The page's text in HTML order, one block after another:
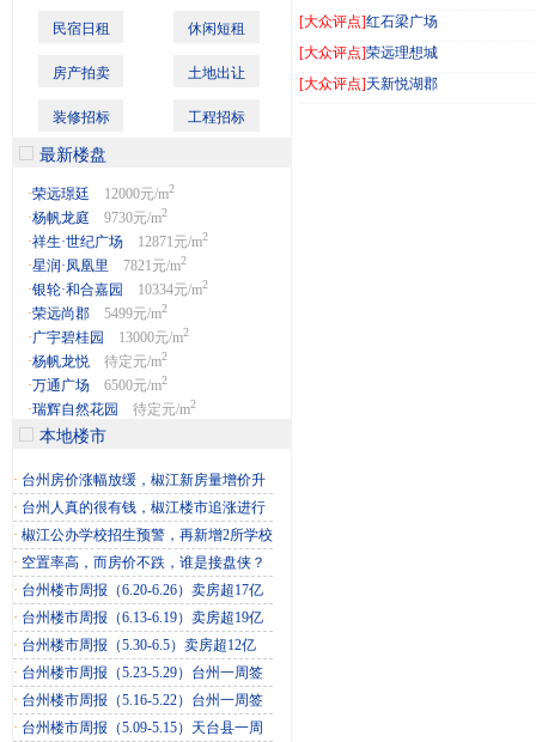
民宿日租 休闲短租
房产拍卖 土地出让
装修招标 工程招标
最新楼盘
·荣远璟廷 12000元/m2
·杨帆龙庭 9730元/m2
·祥生·世纪广场 12871元/m2
·星润·凤凰里 7821元/m2
·银轮·和合嘉园 10334元/m2
·荣远尚郡 5499元/m2
·广宇碧桂园 13000元/m2
·杨帆龙悦 待定元/m2
·万通广场 6500元/m2
·瑞辉自然花园 待定元/m2
本地楼市
· 台州房价涨幅放缓，椒江新房量增价升
· 台州人真的很有钱，椒江楼市追涨进行
· 椒江公办学校招生预警，再新增2所学校
· 空置率高，而房价不跌，谁是接盘侠？
· 台州楼市周报（6.20-6.26）卖房超17亿
· 台州楼市周报（6.13-6.19）卖房超19亿
· 台州楼市周报（5.30-6.5）卖房超12亿
· 台州楼市周报（5.23-5.29）台州一周签
· 台州楼市周报（5.16-5.22）台州一周签
· 台州楼市周报（5.09-5.15）天台县一周
[大众评点]红石梁广场
[大众评点]荣远理想城
[大众评点]天新悦湖郡